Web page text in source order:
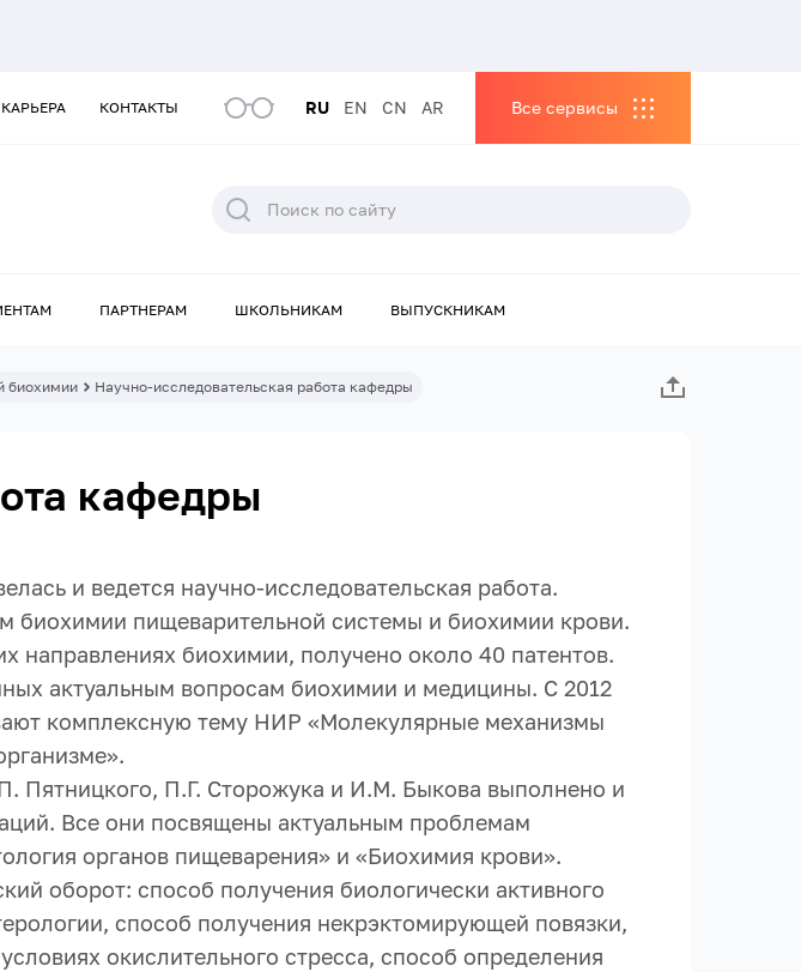
КАРЬЕРА КОНТАКТЫ RU EN CN AR Все сервисы
ПАРТНЕРАМ ШКОЛЬНИКАМ ВЫПУСКНИКАМ
биохимии Научно-исследовательская работа кафедры
кафедры
и ведется научно-исследовательская работа.
пищеварительной системы и биохимии крови.
направлениях биохимии, получено около 40 патентов.
актуальным вопросам биохимии и медицины. С 2012
комплексную тему НИР «Молекулярные механизмы
Пятницкого, П.Г. Сторожука и И.М. Быкова выполнено и
Все они посвящены актуальным проблемам
органов пищеварения» и «Биохимия крови».
оборот: способ получения биологически активного
способ получения некрэктомирующей повязки,
окислительного стресса, способ определения